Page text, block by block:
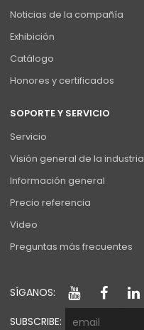
Noticias de la compañía
Exhibición
Catálogo
Honores y certificados
SOPORTE Y SERVICIO
Servicio
Visión general de la industria
Información general
Precio referencia
Video
Preguntas más frecuentes
SÍGANOS:
SUBSCRIBE: